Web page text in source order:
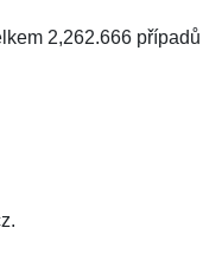
2,262.666 případů